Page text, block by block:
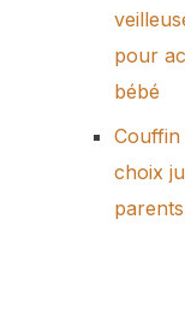
pour
bébé
Couffin
choix
parents